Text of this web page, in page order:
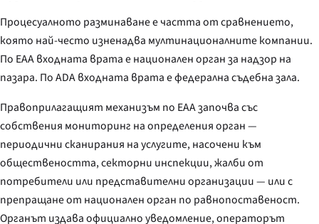
Процесуалното разминаване е частта от сравнението,
която най-често изненадва мултинационалните компании.
По EAA входната врата е национален орган за надзор на
пазара. По ADA входната врата е федерална съдебна зала.
Правоприлагащият механизъм по EAA започва със
собствения мониторинг на определения орган —
периодични сканирания на услугите, насочени към
обществеността, секторни инспекции, жалби от
потребители или представителни организации — или с
препращане от национален орган по равнопоставеност.
Органът издава официално уведомление, операторът